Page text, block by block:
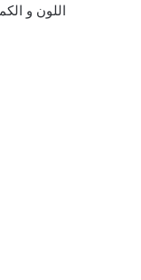
اللون و